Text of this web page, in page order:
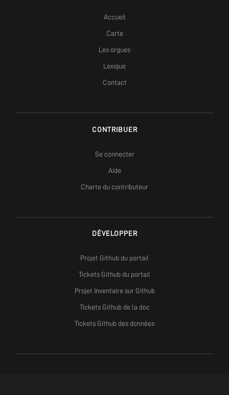
Accueil
Carte
Les orgues
Lexique
Contact
CONTRIBUER
Se connecter
Aide
Charte du contributeur
DÉVELOPPER
Projet Github du portail
Tickets Github du portail
Projet Inventaire sur Github
Tickets Github de la doc
Tickets Github des données